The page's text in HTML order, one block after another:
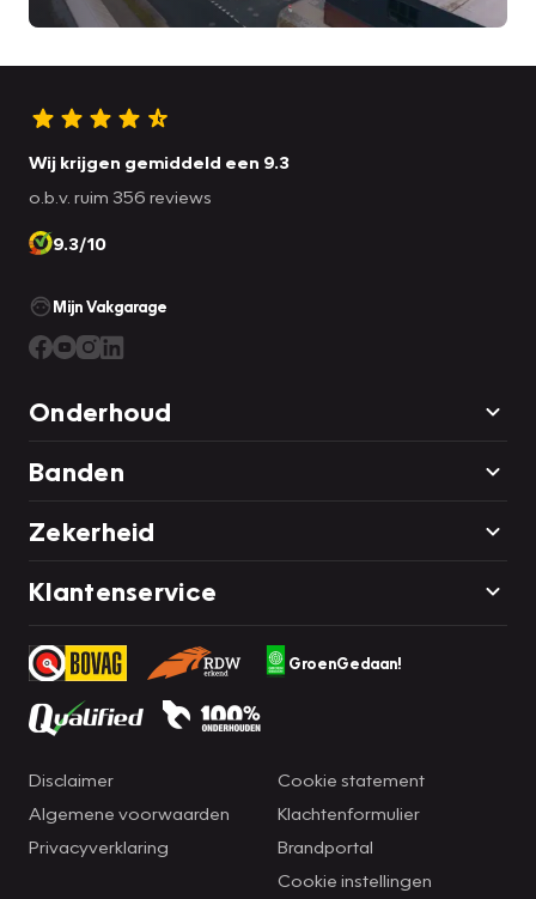
Wij krijgen gemiddeld een 9.3
o.b.v. ruim 356 reviews
9.3/10
Mijn Vakgarage
Onderhoud
Banden
Zekerheid
Klantenservice
GroenGedaan!
Disclaimer
Algemene voorwaarden
Privacyverklaring
Cookie statement
Klachtenformulier
Brandportal
Cookie instellingen